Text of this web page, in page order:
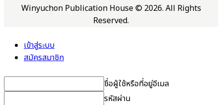
Winyuchon Publication House © 2026. All Rights
Reserved.
เข้าสู่ระบบ
สมัครสมาชิก
ชื่อผู้ใช้หรือที่อยู่อีเมล
รหัสผ่าน